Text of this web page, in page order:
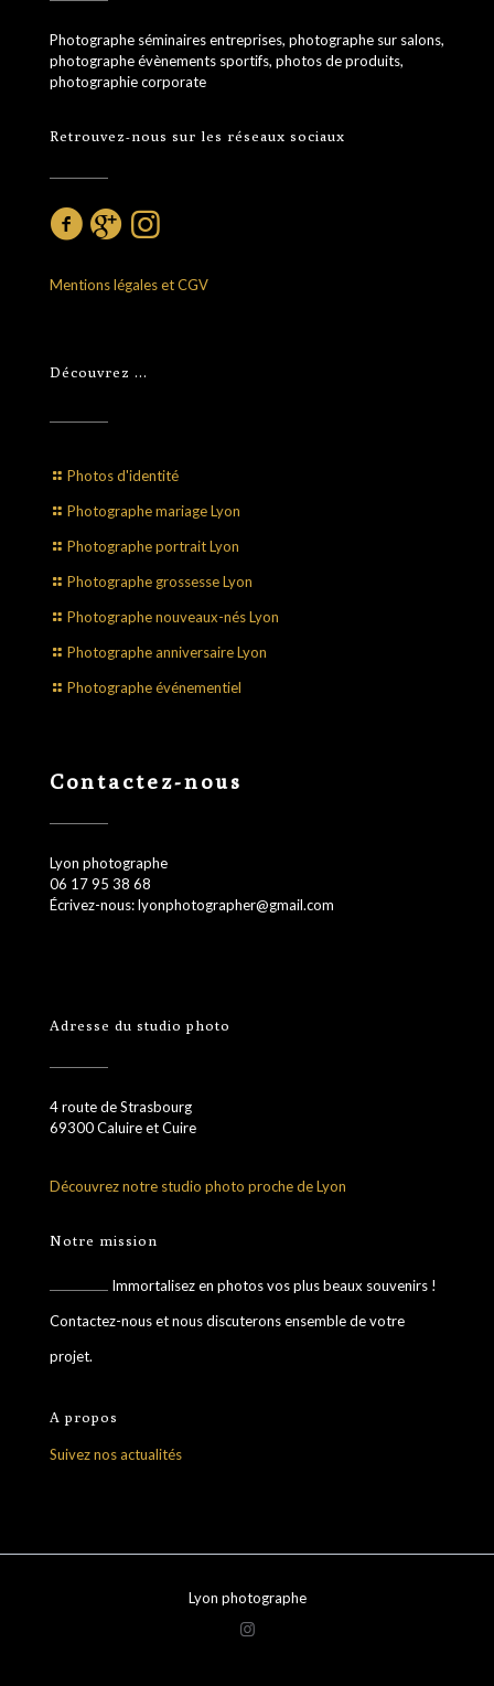
Photographe séminaires entreprises, photographe sur salons,
photographe évènements sportifs, photos de produits,
photographie corporate
Retrouvez-nous sur les réseaux sociaux
Mentions légales et CGV
Découvrez …
Photos d'identité
Photographe mariage Lyon
Photographe portrait Lyon
Photographe grossesse Lyon
Photographe nouveaux-nés Lyon
Photographe anniversaire Lyon
Photographe événementiel
Contactez-nous
Lyon photographe
06 17 95 38 68
Écrivez-nous: lyonphotographer@gmail.com
Adresse du studio photo
4 route de Strasbourg
69300 Caluire et Cuire
Découvrez notre studio photo proche de Lyon
Notre mission
Immortalisez en photos vos plus beaux souvenirs !
Contactez-nous et nous discuterons ensemble de votre
projet.
A propos
Suivez nos actualités
Lyon photographe